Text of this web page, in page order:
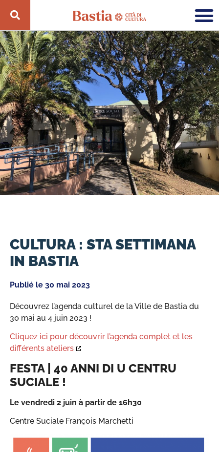
CULTURA : STA SETTIMANA
IN BASTIA
Publié le 30 mai 2023
Découvrez l’agenda culturel de la Ville de Bastia du
30 mai au 4 juin 2023 !
Cliquez ici pour découvrir l’agenda complet et les
différents ateliers
FESTA | 40 ANNI DI U CENTRU
SUCIALE !
Le vendredi 2 juin à partir de 16h30
Centre Suciale François Marchetti